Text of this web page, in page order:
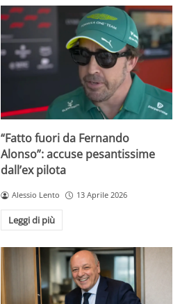
“Fatto fuori da Fernando
Alonso”: accuse pesantissime
dall’ex pilota
Alessio Lento 13 Aprile 2026
Leggi di più